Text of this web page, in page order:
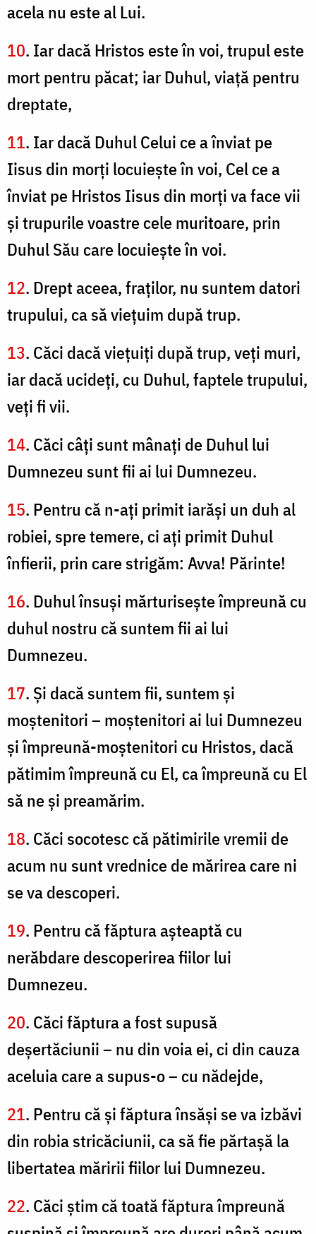
acela nu este al Lui.
10. Iar dacă Hristos este în voi, trupul este
mort pentru păcat; iar Duhul, viaţă pentru
dreptate,
11. Iar dacă Duhul Celui ce a înviat pe
Iisus din morţi locuieşte în voi, Cel ce a
înviat pe Hristos Iisus din morţi va face vii
şi trupurile voastre cele muritoare, prin
Duhul Său care locuieşte în voi.
12. Drept aceea, fraţilor, nu suntem datori
trupului, ca să vieţuim după trup.
13. Căci dacă vieţuiţi după trup, veţi muri,
iar dacă ucideţi, cu Duhul, faptele trupului,
veţi fi vii.
14. Căci câţi sunt mânaţi de Duhul lui
Dumnezeu sunt fii ai lui Dumnezeu.
15. Pentru că n-aţi primit iarăşi un duh al
robiei, spre temere, ci aţi primit Duhul
înfierii, prin care strigăm: Avva! Părinte!
16. Duhul însuşi mărturiseşte împreună cu
duhul nostru că suntem fii ai lui
Dumnezeu.
17. Şi dacă suntem fii, suntem şi
moştenitori – moştenitori ai lui Dumnezeu
şi împreună-moştenitori cu Hristos, dacă
pătimim împreună cu El, ca împreună cu El
să ne şi preamărim.
18. Căci socotesc că pătimirile vremii de
acum nu sunt vrednice de mărirea care ni
se va descoperi.
19. Pentru că făptura aşteaptă cu
nerăbdare descoperirea fiilor lui
Dumnezeu.
20. Căci făptura a fost supusă
deşertăciunii – nu din voia ei, ci din cauza
aceluia care a supus-o – cu nădejde,
21. Pentru că şi făptura însăşi se va izbăvi
din robia stricăciunii, ca să fie părtaşă la
libertatea măririi fiilor lui Dumnezeu.
22. Căci ştim că toată făptura împreună